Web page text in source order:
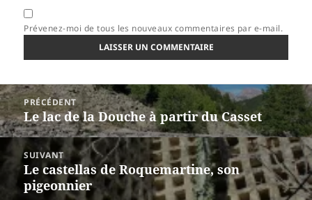
Prévenez-moi de tous les nouveaux commentaires par e-mail.
Navigation
de
l’article
PRÉCÉDENT
Article
précédent :
Le lac de la Douche à partir du Casset
SUIVANT
Article
suivant :
Le castellas de Roquemartine, son
pigeonnier